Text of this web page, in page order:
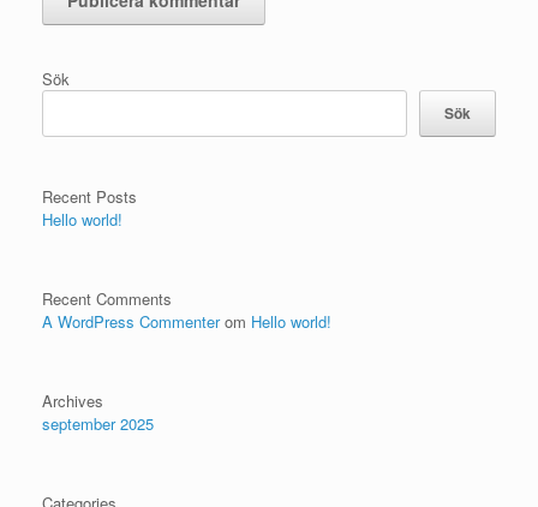
Sök
Sök
Recent Posts
Hello world!
Recent Comments
A WordPress Commenterom Hello world!
Archives
september 2025
Categories